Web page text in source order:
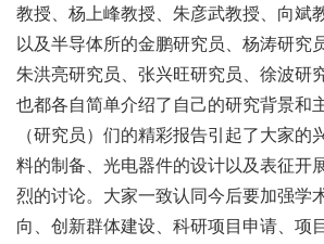
教授、杨上峰教授、朱彦武教授、向斌
以及半导体所的金鹏研究员、杨涛研究
朱洪亮研究员、张兴旺研究员、徐波研
也都各自简单介绍了自己的研究背景和
（研究员）们的精彩报告引起了大家的
料的制备、光电器件的设计以及表征开
烈的讨论。大家一致认同今后要加强学
向、创新群体建设、科研项目申请、项